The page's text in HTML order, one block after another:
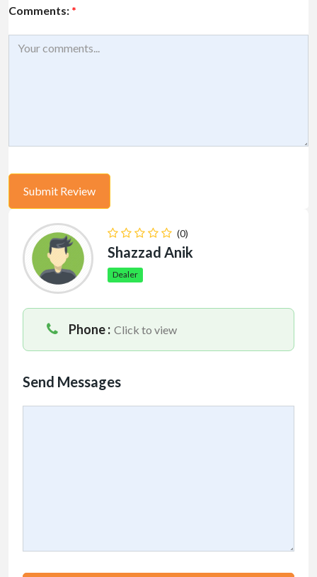
Comments: *
(0)
Shazzad Anik
Dealer
Phone : Click to view
Send Messages